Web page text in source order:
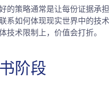
的策略通常是让每份证据承
系如何体现现实世界中的技
术限制上，价值会打折。
阶段